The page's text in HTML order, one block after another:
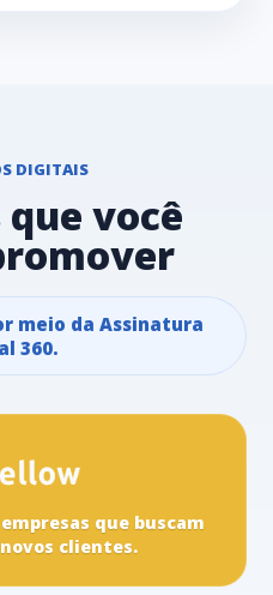
DIGITAIS
você
meio da Assinatura
360.
que buscam
clientes.